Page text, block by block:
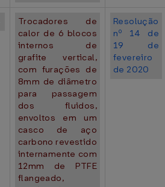
Trocadores de
calor de 6 blocos
internos de
grafite vertical,
com furações de
8mm de diâmetro
para passagem
dos fluidos,
envoltos em um
casco de aço
carbono revestido
internamente com
12mm de PTFE
flangeado,
Resolução
nº 14 de
19 de
fevereiro
de 2020